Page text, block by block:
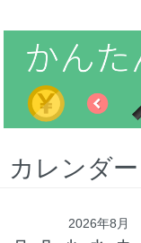
カレンダー
2026年8月